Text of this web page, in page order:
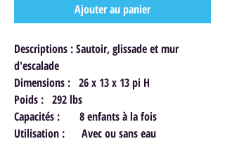
Ajouter au panier
Descriptions : Sautoir, glissade et mur
d'escalade
Dimensions : 26 x 13 x 13 pi H
Poids : 292 lbs
Capacités : 8 enfants à la fois
Utilisation : Avec ou sans eau